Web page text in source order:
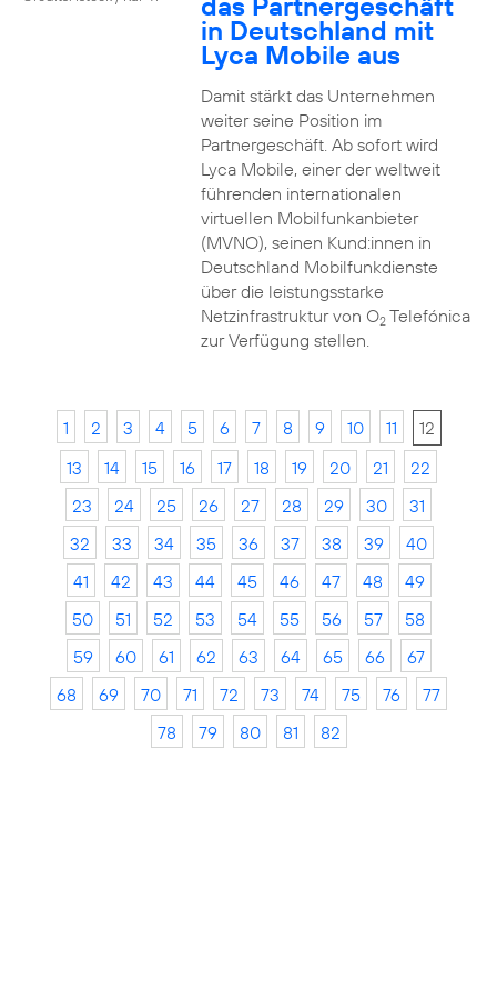
in Deutschland mit
Lyca Mobile aus
Damit stärkt das Unternehmen
weiter seine Position im
Partnergeschäft. Ab sofort wird
Lyca Mobile, einer der weltweit
führenden internationalen
virtuellen Mobilfunkanbieter
(MVNO), seinen Kund:innen in
Deutschland Mobilfunkdienste
über die leistungsstarke
Netzinfrastruktur von O2Telefónica
zur Verfügung stellen.
1 2 3 4 5 6 7 8 9 10 11
12
13
14 15 16 17 18 19 20 21
22
23
24 25 26 27 28 29 30
31
32
33 34 35 36 37 38 39
40
41
42 43 44 45 46 47 48
49
50
51 52 53 54 55 56 57
58
59
60 61 62 63 64 65 66
67
68
69 70 71 72 73 74 75 76
77
78
79 80 81 82